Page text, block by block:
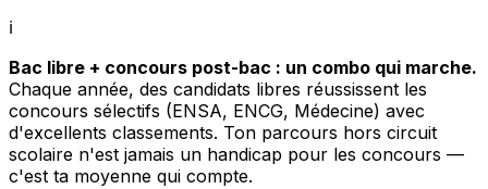
ℹ️
Bac libre + concours post-bac : un combo qui marche.
Chaque année, des candidats libres réussissent les
concours sélectifs (ENSA, ENCG, Médecine) avec
d'excellents classements. Ton parcours hors circuit
scolaire n'est jamais un handicap pour les concours —
c'est ta moyenne qui compte.